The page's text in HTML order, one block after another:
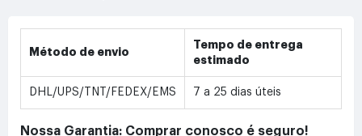
Método de envio
Tempo de entrega
estimado
DHL/UPS/TNT/FEDEX/EMS 7 a 25 dias úteis
Nossa Garantia: Comprar conosco é seguro!